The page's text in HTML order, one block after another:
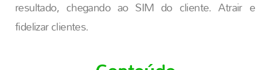
resultado, chegando ao SIM do cliente. Atrair e
fidelizar clientes.